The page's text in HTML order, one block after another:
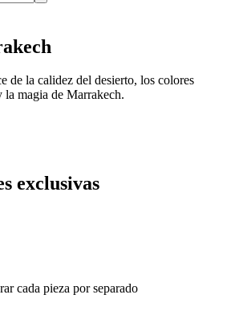
de la calidez del desierto, los colores
la magia de Marrakech.
exclusivas
cada pieza por separado